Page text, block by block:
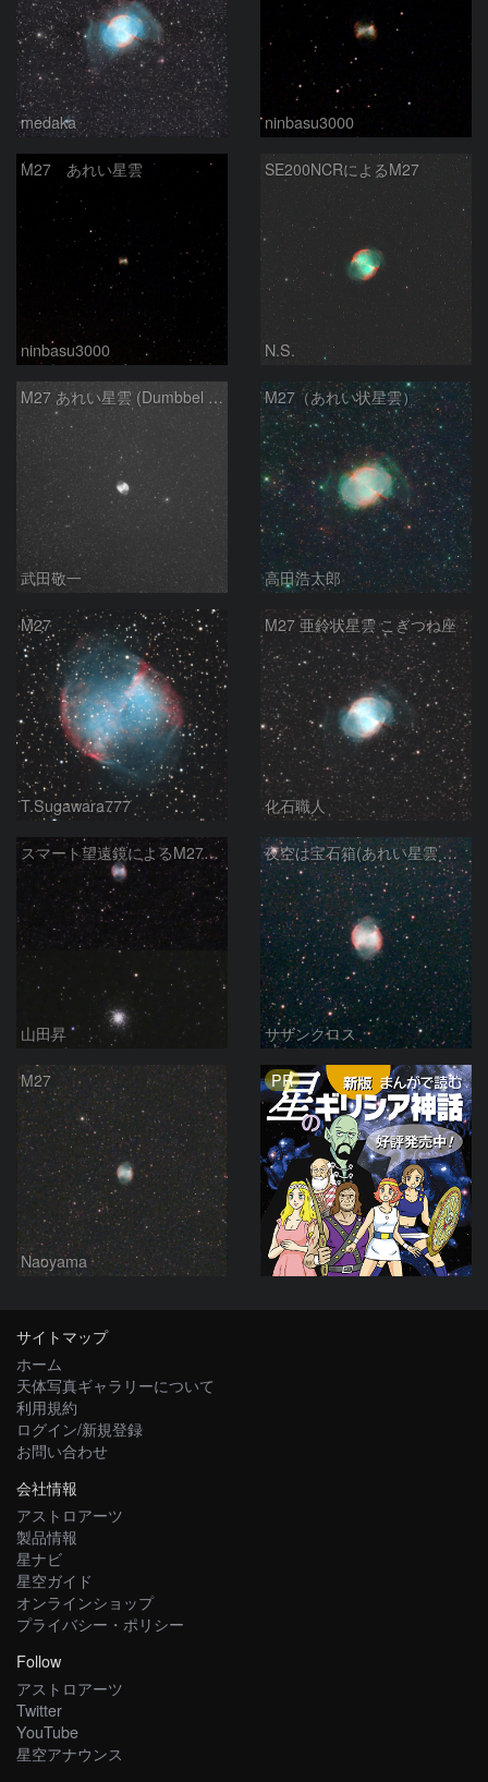
medaka ninbasu3000
M27 あれい星雲
ninbasu3000
SE200NCRによるM27
N.S.
M27 あれい星雲 (Dumbbel Nebura/Apple Core Nebula)
武田敬一
M27（あれい状星雲）
高田浩太郎
M27
T.Sugawara777
M27 亜鈴状星雲 こぎつね座
化石職人
スマート望遠鏡によるM27とM13
山田昇
夜空は宝石箱(あれい星雲 M27) Seestar50
サザンクロス
M27
Naoyama
PR
サイトマップ
ホーム
天体写真ギャラリーについて
利用規約
ログイン/新規登録
お問い合わせ
会社情報
アストロアーツ
製品情報
星ナビ
星空ガイド
オンラインショップ
プライバシー・ポリシー
Follow
アストロアーツ
Twitter
YouTube
星空アナウンス